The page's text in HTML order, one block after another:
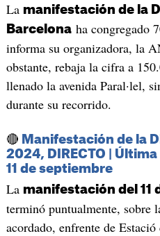
La manifestación de la
Barcelonaha congregado
informa su organizadora, la
obstante, rebaja la cifra a
llenado la avenida Paral·lel,
durante su recorrido.
🔴 Manifestación de la
2024, DIRECTO |
11 de septiembre
La manifestación del 11
terminó puntualmente, sobre
acordado, enfrente de